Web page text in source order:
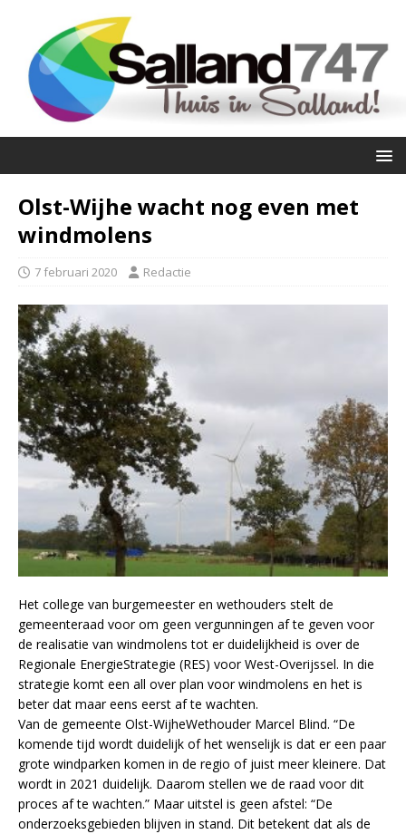
Olst-Wijhe wacht nog even met
windmolens
7 februari 2020 Redactie
Het college van burgemeester en wethouders stelt de
gemeenteraad voor om geen vergunningen af te geven voor
de realisatie van windmolens tot er duidelijkheid is over de
Regionale EnergieStrategie (RES) voor West-Overijssel. In die
strategie komt een all over plan voor windmolens en het is
beter dat maar eens eerst af te wachten.
Van de gemeente Olst-WijheWethouder Marcel Blind. “De
komende tijd wordt duidelijk of het wenselijk is dat er een paar
grote windparken komen in de regio of juist meer kleinere. Dat
wordt in 2021 duidelijk. Daarom stellen we de raad voor dit
proces af te wachten.” Maar uitstel is geen afstel: “De
onderzoeksgebieden blijven in stand. Dit betekent dat als de